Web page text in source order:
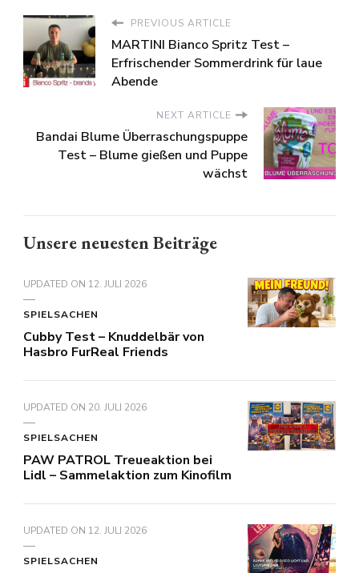
PREVIOUS ARTICLE
MARTINI Bianco Spritz Test –
Erfrischender Sommerdrink für laue
Abende
NEXT ARTICLE
Bandai Blume Überraschungspuppe
Test – Blume gießen und Puppe
wächst
Unsere neuesten Beiträge
UPDATED ON 12. JULI 2026
SPIELSACHEN
Cubby Test – Knuddelbär von
Hasbro FurReal Friends
UPDATED ON 20. JULI 2026
SPIELSACHEN
PAW PATROL Treueaktion bei
Lidl – Sammelaktion zum Kinofilm
UPDATED ON 12. JULI 2026
SPIELSACHEN